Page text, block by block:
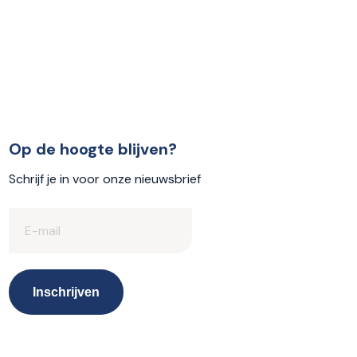
Op de hoogte blijven?
Schrijf je in voor onze nieuwsbrief